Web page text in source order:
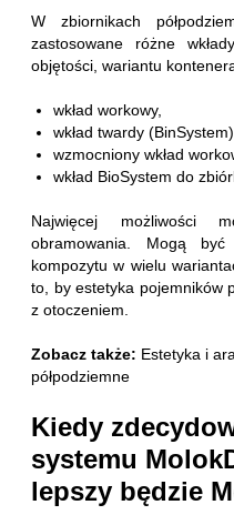
W zbiornikach
zastosowane różne
objętości, wariantu
wkład workowy,
wkład twardy (BinSystem),
wzmocniony wkład
wkład BioSystem do
Najwięcej możliwości
obramowania. Mogą
kompozytu w wielu
to, by estetyka pojemników
z otoczeniem.
Zobacz także: Estetyka i
półpodziemne
Kiedy
systemu
lepszy będzie